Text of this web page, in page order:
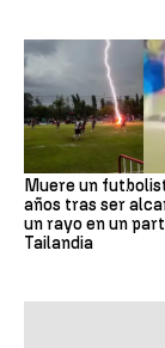
Muere un
años tras ser
un rayo en un
Tailandia